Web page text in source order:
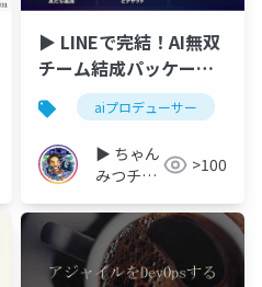
▶︎ LINEで完結！AI無双
チーム結成パッケージ
（リアリズムエンタテ
イメント®︎）
aiプロデューサー
▶︎ ちゃん
みつチャ
（AIプロ
デューサ
ー）
>100